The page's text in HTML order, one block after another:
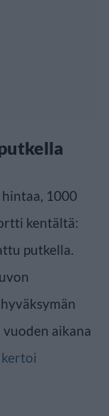
1000
kentältä:
putkella.
aikana
kertoi